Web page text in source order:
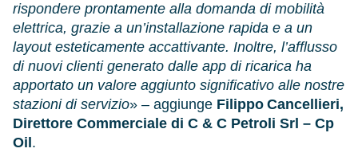
rispondere prontamente alla domanda di mobilità
elettrica, grazie a un’installazione rapida e a un
layout esteticamente accattivante. Inoltre, l’afflusso
di nuovi clienti generato dalle app di ricarica ha
apportato un valore aggiunto significativo alle nostre
stazioni di servizio» – aggiunge Filippo Cancellieri,
Direttore Commerciale di C & C Petroli Srl – Cp
Oil .